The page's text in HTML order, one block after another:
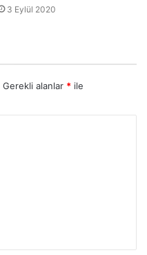
3 Eylül 2020
Gerekli alanlar * ile